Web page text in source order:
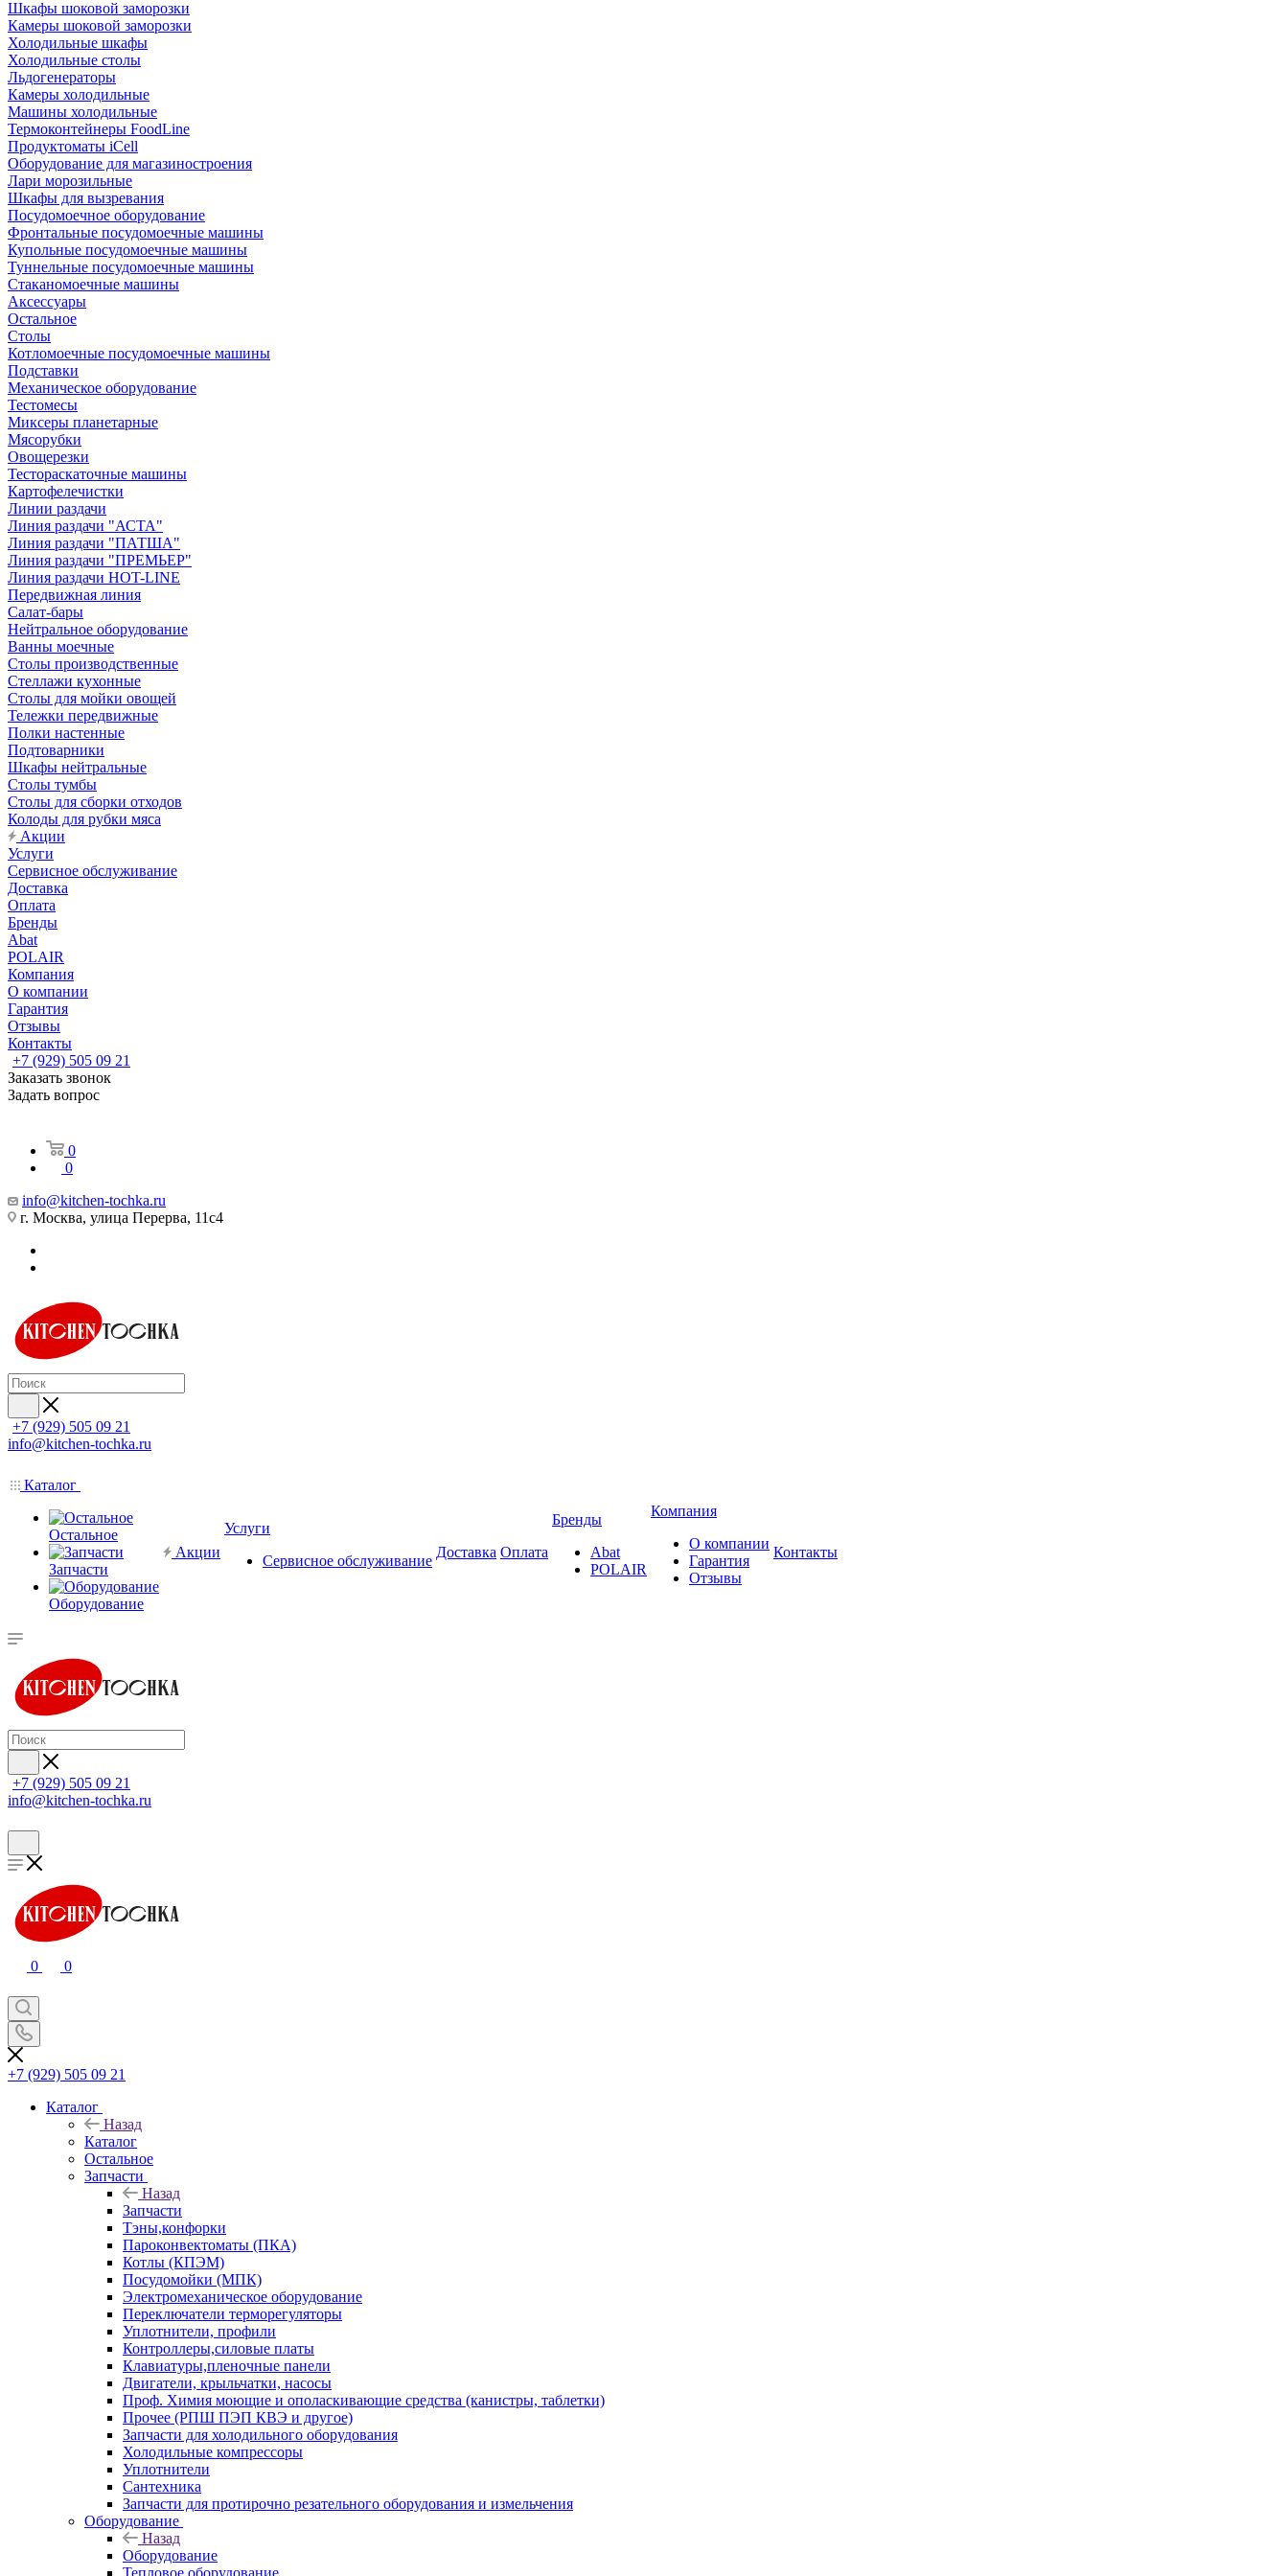
Шкафы шоковой заморозки
Камеры шоковой заморозки
Холодильные шкафы
Холодильные столы
Льдогенераторы
Камеры холодильные
Машины холодильные
Термоконтейнеры FoodLine
Продуктоматы iCell
Оборудование для магазиностроения
Лари морозильные
Шкафы для вызревания
Посудомоечное оборудование
Фронтальные посудомоечные машины
Купольные посудомоечные машины
Туннельные посудомоечные машины
Стаканомоечные машины
Аксессуары
Остальное
Столы
Котломоечные посудомоечные машины
Подставки
Механическое оборудование
Тестомесы
Миксеры планетарные
Мясорубки
Овощерезки
Тестораскаточные машины
Картофелечистки
Линии раздачи
Линия раздачи "АСТА"
Линия раздачи "ПАТША"
Линия раздачи "ПРЕМЬЕР"
Линия раздачи HOT-LINE
Передвижная линия
Салат-бары
Нейтральное оборудование
Ванны моечные
Столы производственные
Стеллажи кухонные
Столы для мойки овощей
Тележки передвижные
Полки настенные
Подтоварники
Шкафы нейтральные
Столы тумбы
Столы для сборки отходов
Колоды для рубки мяса
Акции
Услуги
Сервисное обслуживание
Доставка
Оплата
Бренды
Abat
POLAIR
Компания
О компании
Гарантия
Отзывы
Контакты
+7 (929) 505 09 21
Заказать звонок
Задать вопрос
0
0
info@kitchen-tochka.ru
г. Москва, улица Перерва, 11с4
+7 (929) 505 09 21
info@kitchen-tochka.ru
Каталог
Остальное
Запчасти
Оборудование
Акции
Услуги
Сервисное обслуживание
Доставка Оплата
Бренды
Abat
POLAIR
Компания
О компании
Гарантия
Отзывы
Контакты
+7 (929) 505 09 21
info@kitchen-tochka.ru
0 0
+7 (929) 505 09 21
Каталог
Назад
Каталог
Остальное
Запчасти
Назад
Запчасти
Тэны,конфорки
Пароконвектоматы (ПКА)
Котлы (КПЭМ)
Посудомойки (МПК)
Электромеханическое оборудование
Переключатели терморегуляторы
Уплотнители, профили
Контроллеры,силовые платы
Клавиатуры,пленочные панели
Двигатели, крыльчатки, насосы
Проф. Химия моющие и ополаскивающие средства (канистры, таблетки)
Прочее (РПШ ПЭП КВЭ и другое)
Запчасти для холодильного оборудования
Холодильные компрессоры
Уплотнители
Сантехника
Запчасти для протирочно резательного оборудования и измельчения
Оборудование
Назад
Оборудование
Тепловое оборудование